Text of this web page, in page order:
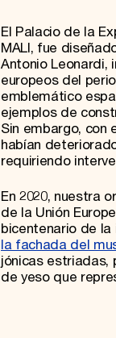
El Palacio de la
MALI, fue
Antonio Leonardi,
europeos del
emblemático
ejemplos de
Sin embargo, con
habían
requiriendo
En 2020, nuestra
de la Unión
bicentenario de
la fachada del
jónicas estriadas,
de yeso que